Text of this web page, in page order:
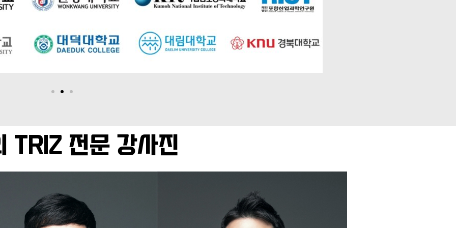
TRIZ 전문 강사진